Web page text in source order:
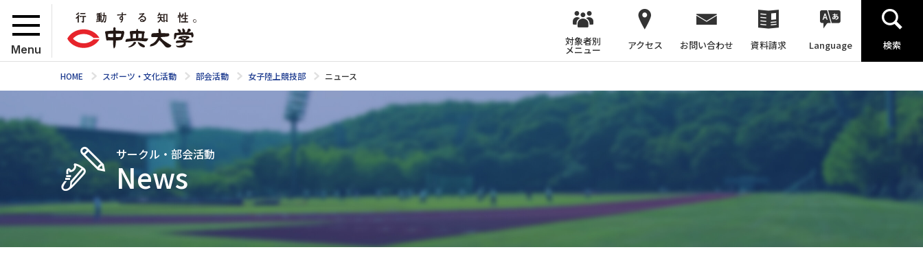
Menu
対象者別
メニュー アクセス お問い合わせ 資料請求 Language 検索
HOME スポーツ・文化活動 部会活動 女子陸上競技部 ニュース
サークル・部会活動
News